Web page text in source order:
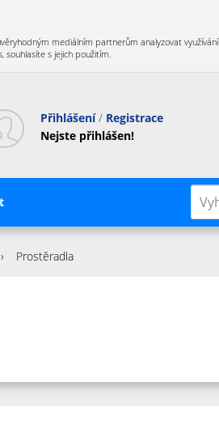
mediálním partnerům analyzovat
souhlasíte s jejich použitím.
Přihlášení
Registrace
Nejste přihlášen!
Prostěradla